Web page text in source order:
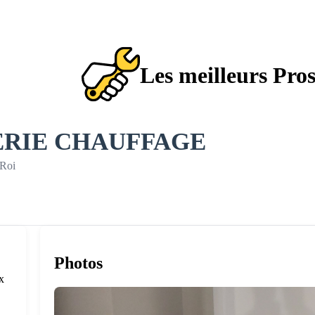
Les meilleurs
CHAUFFAGE
Photos